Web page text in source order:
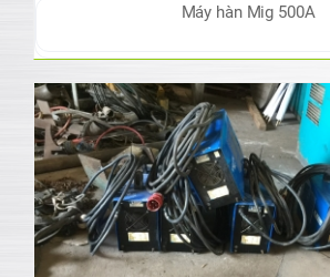
Máy hàn Mig 500A